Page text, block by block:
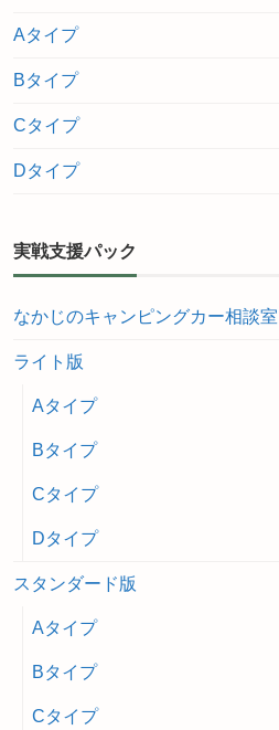
Aタイプ
Bタイプ
Cタイプ
Dタイプ
実戦支援パック
なかじのキャンピングカー相談室
ライト版
Aタイプ
Bタイプ
Cタイプ
Dタイプ
スタンダード版
Aタイプ
Bタイプ
Cタイプ